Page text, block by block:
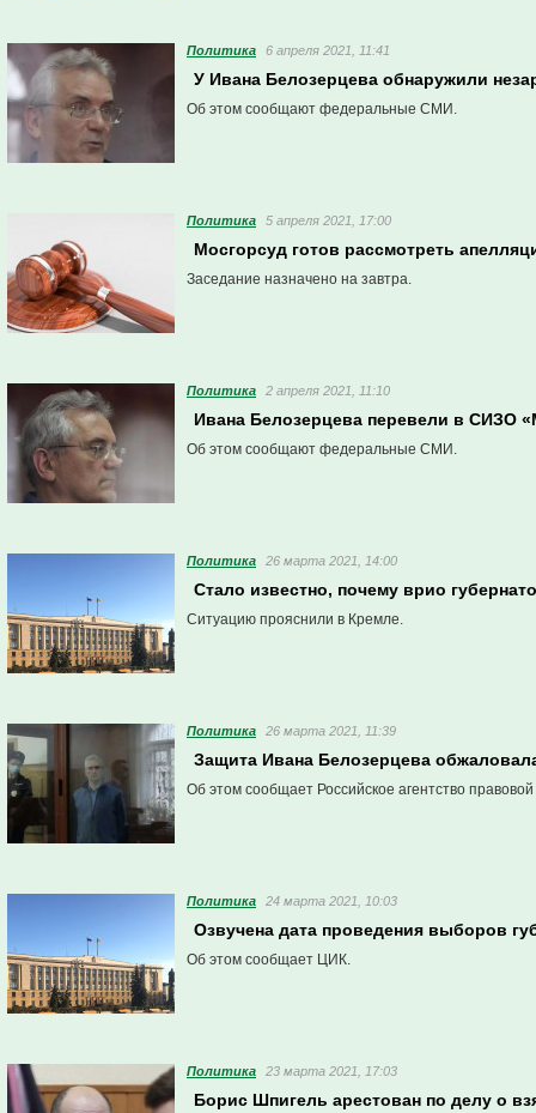
Политика 6 апреля 2021, 11:41
У Ивана Белозерцева обнаружили
Об этом сообщают федеральные СМИ.
Политика 5 апреля 2021, 17:00
Мосгорсуд готов рассмотреть
Заседание назначено на завтра.
Политика 2 апреля 2021, 11:10
Ивана Белозерцева перевели в СИЗО
Об этом сообщают федеральные СМИ.
Политика 26 марта 2021, 14:00
Стало известно, почему врио
Ситуацию прояснили в Кремле.
Политика 26 марта 2021, 11:39
Защита Ивана Белозерцева
Об этом сообщает Российское агентство
Политика 24 марта 2021, 10:03
Озвучена дата проведения выборов
Об этом сообщает ЦИК.
Политика 23 марта 2021, 17:03
Борис Шпигель арестован по делу о